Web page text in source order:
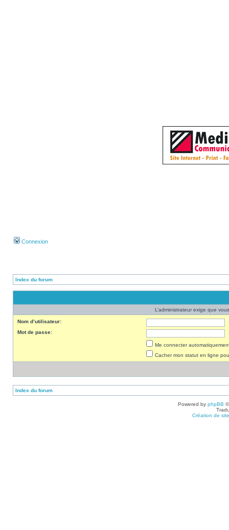
Connexion
Index du forum
L’administrateur exige que
Nom d’utilisateur:
Mot de passe:
Me connecter
Cacher mon statut en ligne
Index du forum
Powered by phpBB
Création de